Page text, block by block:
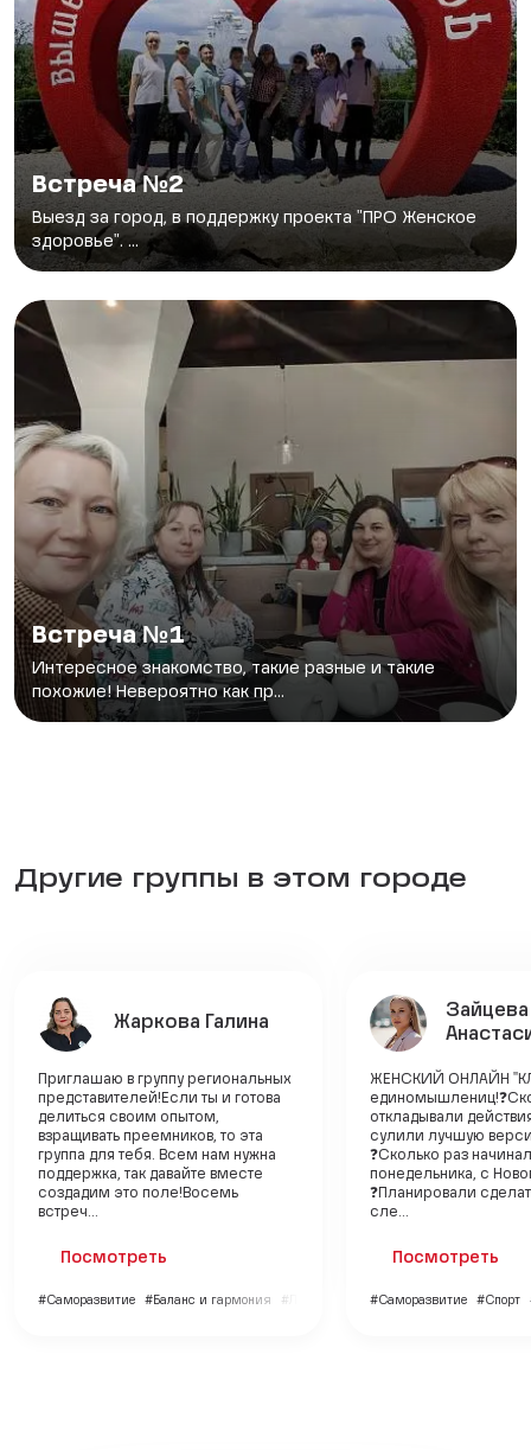
Встреча №2
Выезд за город, в поддержку проекта "ПРО Женское
здоровье". ...
Встреча №1
Интересное знакомство, такие разные и такие
похожие! Невероятно как пр...
Другие группы в этом городе
Жаркова Галина
Приглашаю в группу региональных
представителей!Если ты и готова
делиться своим опытом,
взращивать преемников, то эта
группа для тебя. Всем нам нужна
поддержка, так давайте вместе
создадим это поле!Восемь
встреч...
Посмотреть
#Саморазвитие #Баланс и гармония #Личный бренд
Зайцева
ЖЕНСКИЙ ОНЛАЙН
откладывали
сулили лучшую
❓Сколько раз
понедельника, с
❓Планировали
сле...
Посмотреть
#Саморазвитие #Спорт